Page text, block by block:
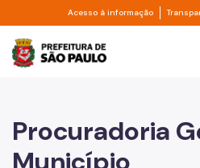
Pular para o Conteúdo
Acesso à informação Divisor
Prefeitura de
Procuradoria